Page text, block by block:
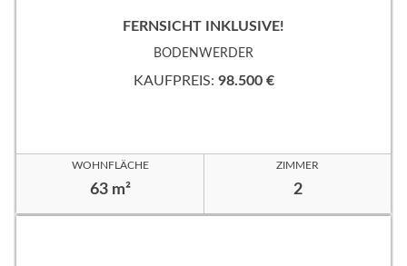
FERNSICHT INKLUSIVE!
BODENWERDER
KAUFPREIS: 98.500 €
WOHNFLÄCHE
63 m²
ZIMMER
2